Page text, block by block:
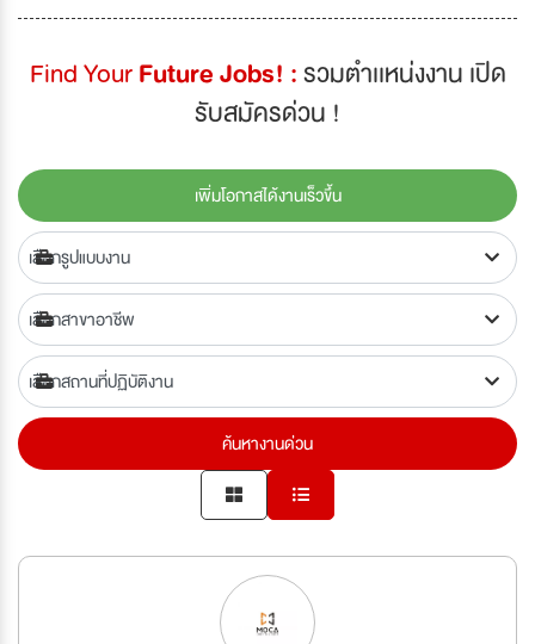
Find YourFuture Jobs! :รวมตำเเหน่งงาน เปิด
รับสมัครด่วน !
เพิ่มโอกาสได้งานเร็วขึ้น
ค้นหางานด่วน